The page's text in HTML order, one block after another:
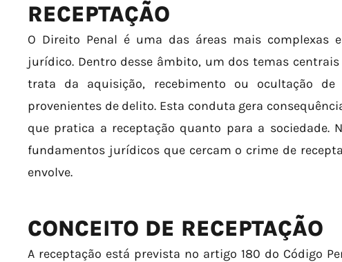
RECEPTAÇÃO
O Direito Penal é uma das áreas mais complexas
jurídico. Dentro desse âmbito, um dos temas
trata da aquisição, recebimento ou ocultação
provenientes de delito. Esta conduta gera
que pratica a receptação quanto para a sociedade.
fundamentos jurídicos que cercam o crime de
envolve.
CONCEITO DE RECEPTAÇÃO
A receptação está prevista no artigo 180 do Código